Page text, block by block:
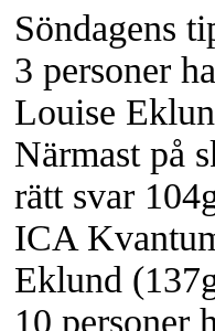
Söndagens
3 personer
Louise
Närmast på
rätt svar
ICA
Eklund
10 personer